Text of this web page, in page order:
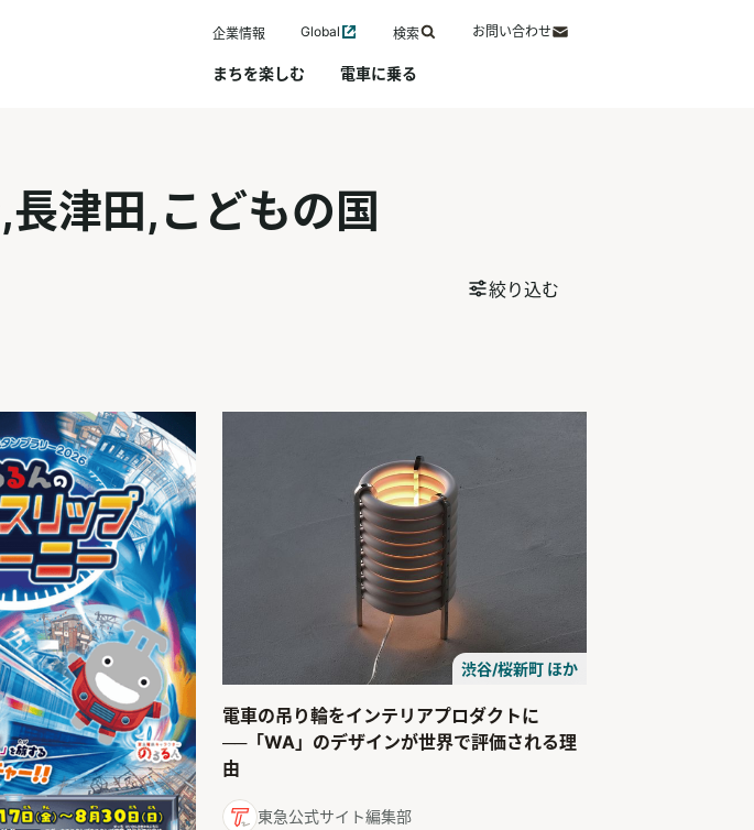
企業情報 Global 検索 お問い合わせ
まちを楽しむ 電車に乗る
津田,こどもの国
絞り込む
渋谷/桜新町 ほか
電車の吊り輪をインテリアプロダクトに
──「WA」のデザインが世界で評価される理
由
東急公式サイト編集部